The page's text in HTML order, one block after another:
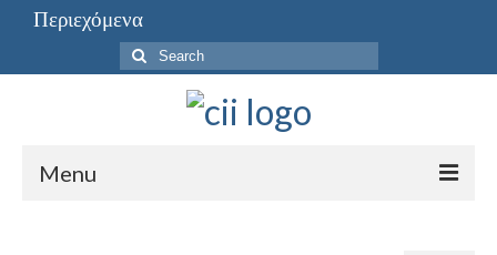
Περιεχόμενα
Search
for:
Menu